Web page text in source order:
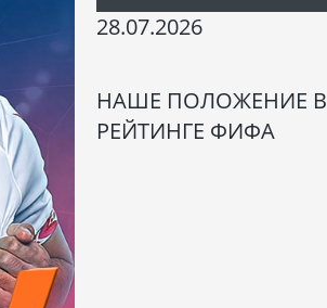
28.07.2026
НАШЕ ПОЛОЖЕНИЕ В
РЕЙТИНГЕ ФИФА